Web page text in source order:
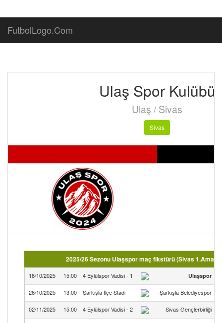
FutbolLogo.Com
Ulaş Spor Kulübü
Ulaş / Sivas
Sivas
2025/26 Sezonu Ulaşspor maç fikstürü (Sivas
18/10/2025 15:00 4 Eylülspor Vadisi - 1 Ulaşspor
26/10/2025 13:00 Şarkışla İlçe Stadı Şarkışla Belediyespor
02/11/2025 15:00 4 Eylülspor Vadisi - 2 Sivas Gençlerbirliği